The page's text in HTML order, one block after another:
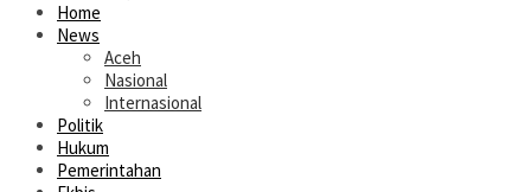
Home
News
Aceh
Nasional
Internasional
Politik
Hukum
Pemerintahan